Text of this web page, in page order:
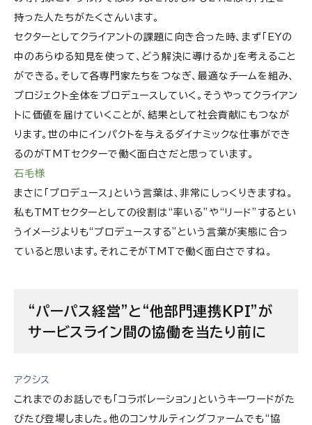
持った人たちがたくさんいます。
セクターとしてクライアントの課題に向き合った時、まず「EYの
中のあらゆる知見を使って、どう解決に導けるか」を考えること
ができる。そして各専門家たちをつなぎ、最適なチームを組み、
プロジェクト全体をプロデュースしていく。そうやってクライアン
トに価値を届けていくことが、結果として社会貢献にもつなが
ります。世の中にインパクトを与えるダイナミックな仕事ができ
るのがTMTセクターで働く面白さだと思っています。
石毛様
まさに「プロデュース」という言葉は、非常にしっくりきますね。
私もTMTセクターとしての役割は“率いる”や“リード”するとい
うイメージよりも“プロデュースする”という言葉が実態に合っ
ていると思います。それこそがTMTで働く面白さですね。
“パーパス経営”と“他部門連携KPI”が
サービスライン間の協働を当たり前に
アクシス
これまでのお話しでも「コラボレーション」というキーワードがた
びたび登場しました。他のコンサルティングファームでも“協